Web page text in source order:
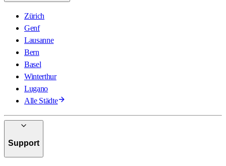
Zürich
Genf
Lausanne
Bern
Basel
Winterthur
Lugano
Alle Städte
Support